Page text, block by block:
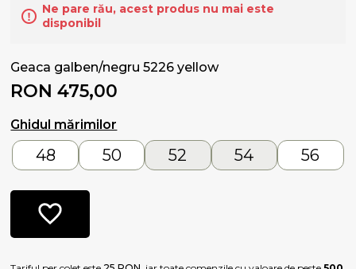
Ne pare rău, acest produs nu mai este
disponibil
Geaca galben/negru 5226 yellow
RON 475,00
Ghidul mărimilor
48 50 52 54 56